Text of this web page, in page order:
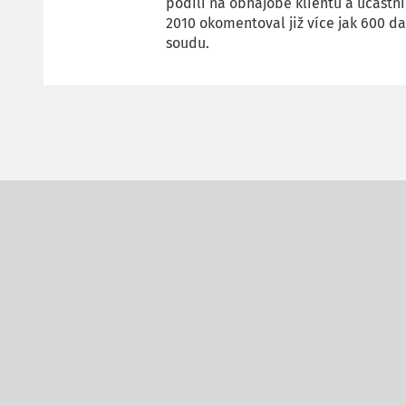
2010 okomentoval již více jak 600
soudu.